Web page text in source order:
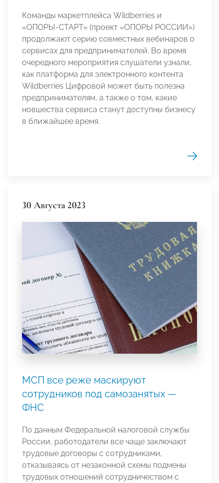
Команды маркетплейса Wildberries и
«ОПОРЫ-СТАРТ» (проект «ОПОРЫ РОССИИ»)
продолжают серию совместных вебинаров о
сервисах для предпринимателей. Во время
очередного мероприятия слушатели узнали,
как платформа для электронного контента
Wildberries Цифровой может быть полезна
предпринимателям, а также о том, какие
новшества сервиса станут доступны бизнесу
в ближайшее время.
30 Августа 2023
МСП все реже маскируют
сотрудников под самозанятых —
ФНС
По данным Федеральной налоговой службы
России, работодатели все чаще заключают
трудовые договоры с сотрудниками,
отказываясь от незаконной схемы подмены
трудовых отношений сотрудничеством с